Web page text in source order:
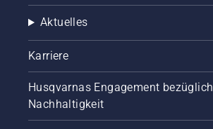
Aktuelles
Karriere
Husqvarnas Engagement bezüglich
Nachhaltigkeit